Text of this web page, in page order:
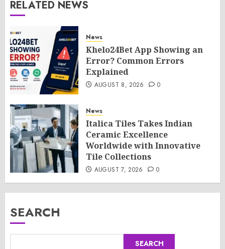
RELATED NEWS
News
Khelo24Bet App Showing an
Error? Common Errors
Explained
AUGUST 8, 2026 0
News
Italica Tiles Takes Indian
Ceramic Excellence
Worldwide with Innovative
Tile Collections
AUGUST 7, 2026 0
SEARCH
SEARCH